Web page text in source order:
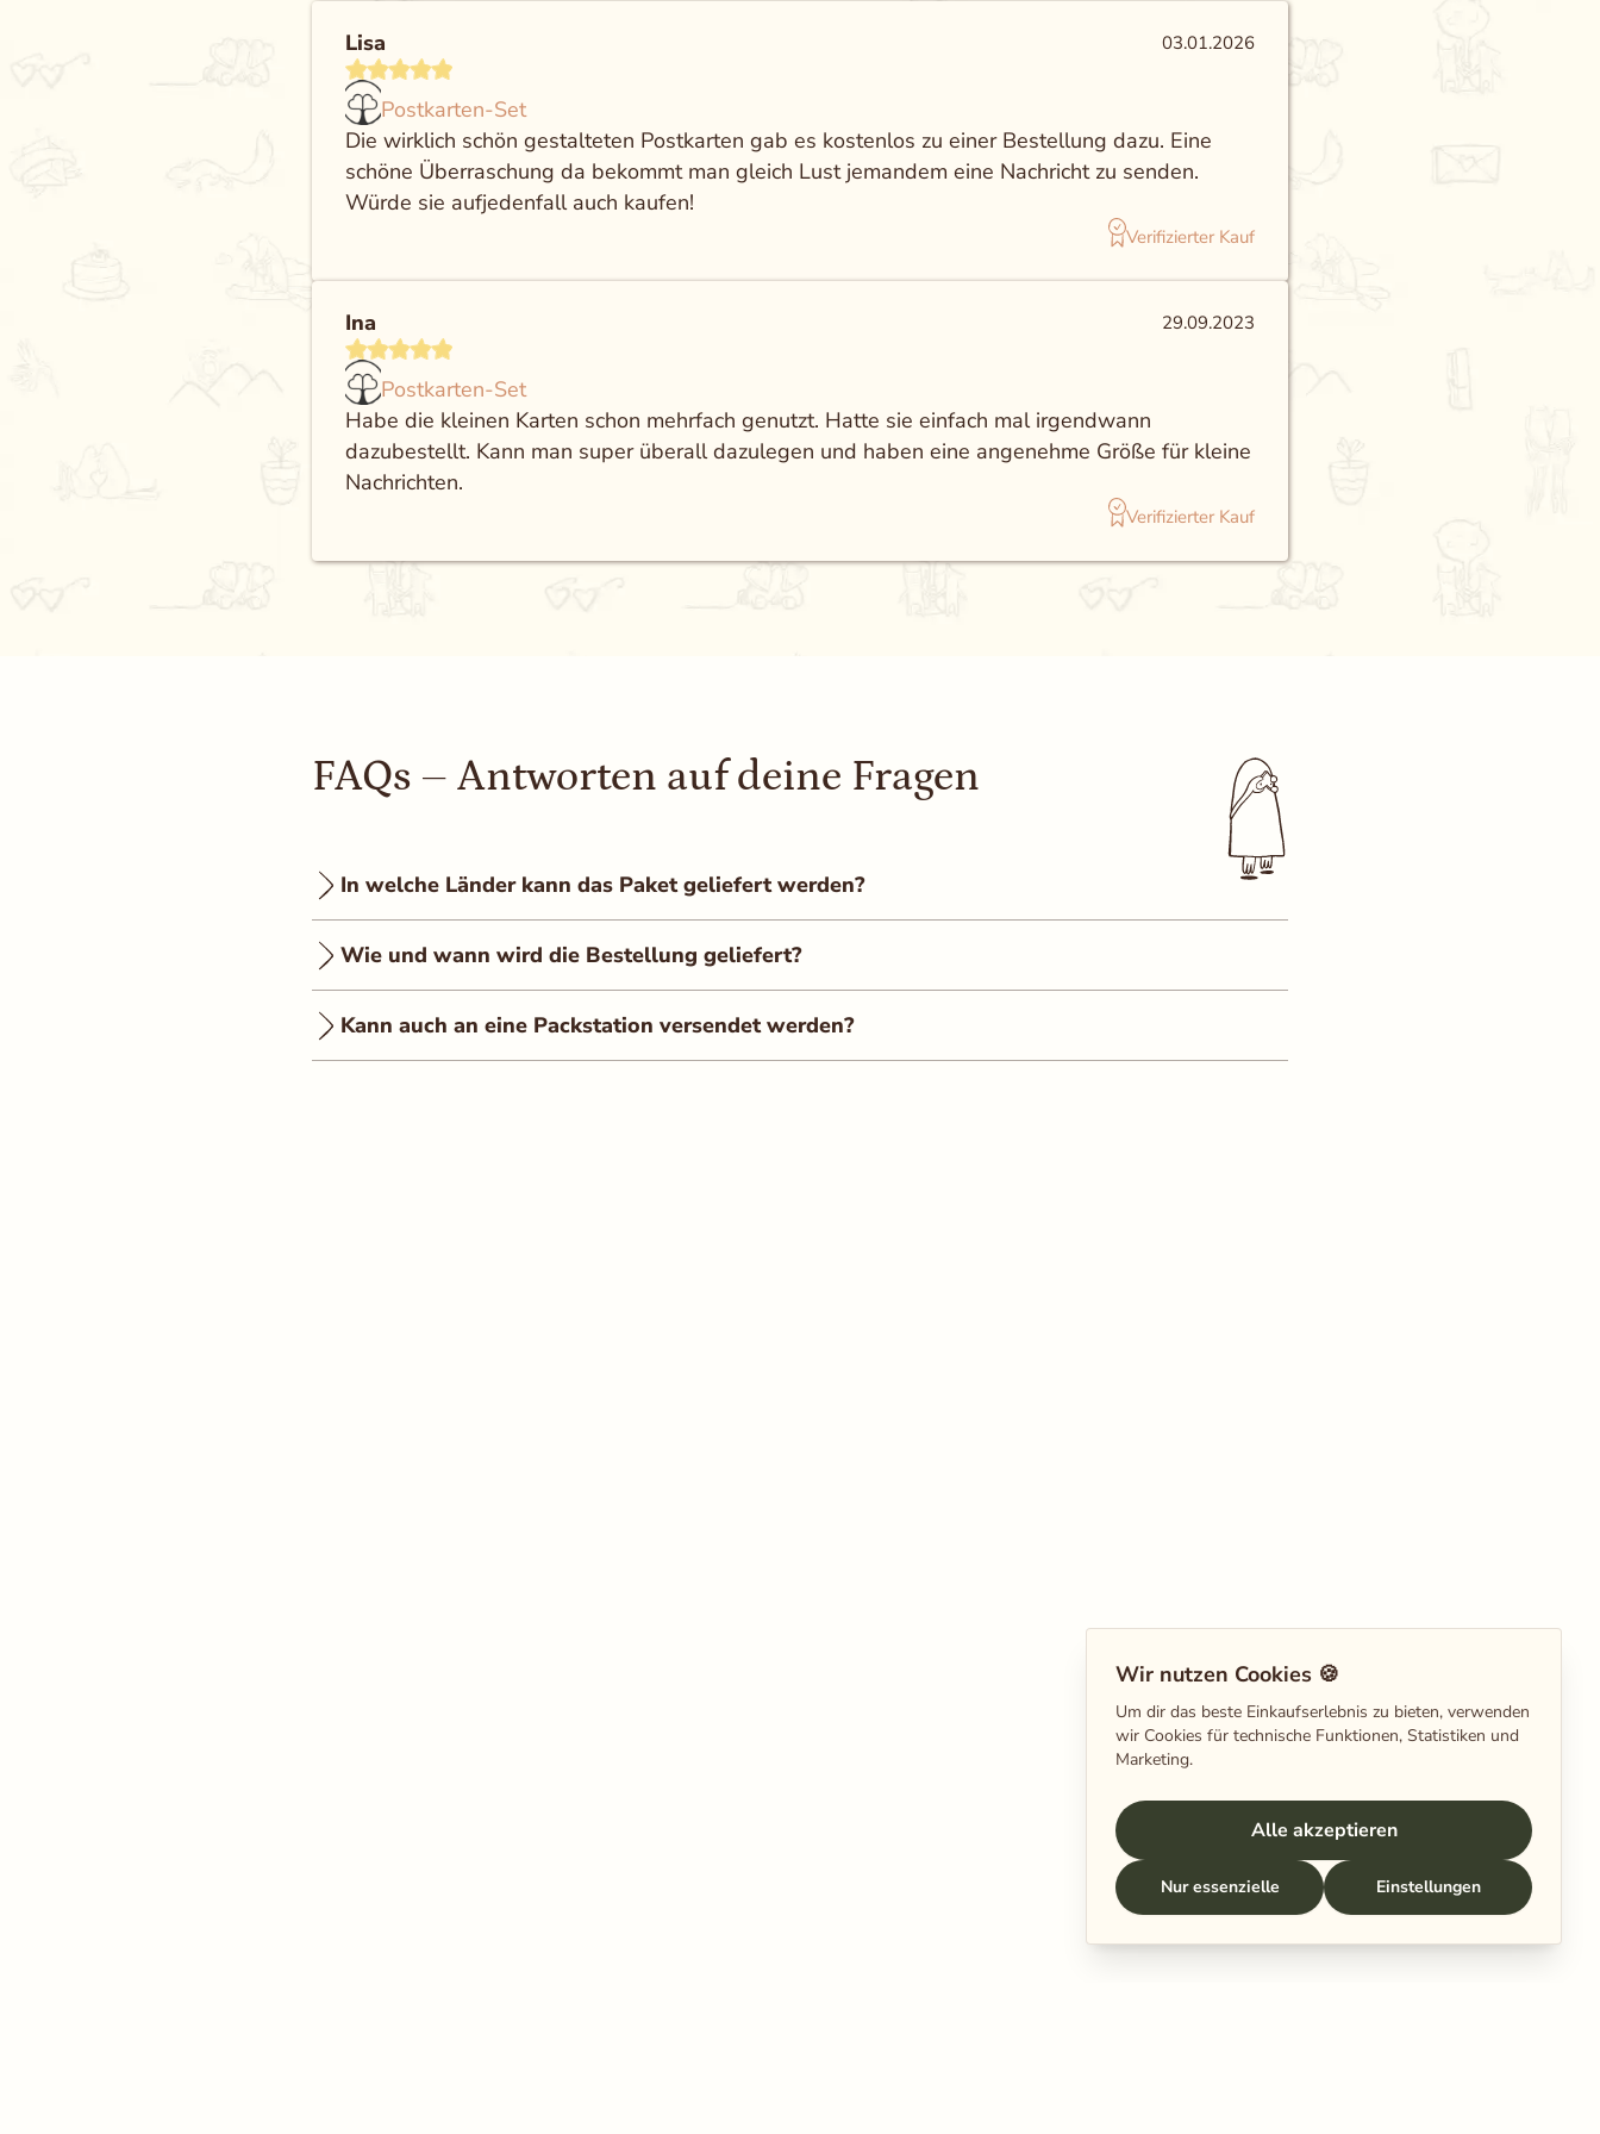
Lisa 03.01.2026
Postkarten-Set
Die wirklich schön gestalteten Postkarten gab es kostenlos zu einer Bestellung dazu. Eine
schöne Überraschung da bekommt man gleich Lust jemandem eine Nachricht zu senden.
Würde sie aufjedenfall auch kaufen!
Verifizierter Kauf
Ina 29.09.2023
Postkarten-Set
Habe die kleinen Karten schon mehrfach genutzt. Hatte sie einfach mal irgendwann
dazubestellt. Kann man super überall dazulegen und haben eine angenehme Größe für kleine
Nachrichten.
Verifizierter Kauf
FAQs – Antworten auf deine Fragen
In welche Länder kann das Paket geliefert werden?
Wie und wann wird die Bestellung geliefert?
Kann auch an eine Packstation versendet werden?
Wir nutzen Cookies 🍪
Um dir das beste Einkaufserlebnis zu bieten, verwenden
wir Cookies für technische Funktionen, Statistiken und
Marketing.
Alle akzeptieren
Nur essenzielle Einstellungen